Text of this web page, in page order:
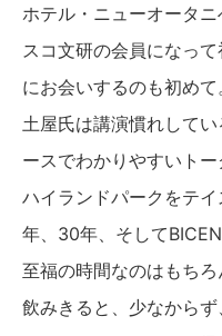
ホテル・ニューオータニ
スコ文研の会員になっ
にお会いするのも初めて
土屋氏は講演慣れして
ースでわかりやすいト
ハイランドパークをテ
年、30年、そして
至福の時間なのはもち
飲みきると、少なからず